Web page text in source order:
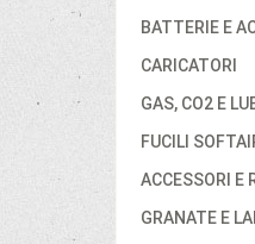
BATTERIE E
CARICATORI
GAS, CO2 E
FUCILI
ACCESSORI E
GRANATE E